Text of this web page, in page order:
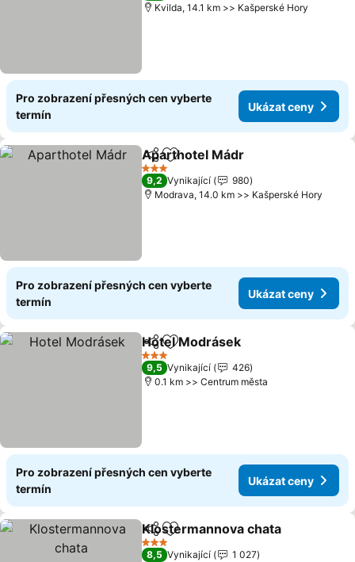
Kvilda, 14.1 km >> Kašperské Hory
Pro zobrazení přesných cen vyberte
termín
Ukázat ceny
SdíletPřidat na seznam oblíbených
Aparthotel Mádr
3 Počet hvězdiček
9,2 Vynikající
980
Modrava, 14.0 km >> Kašperské Hory
Pro zobrazení přesných cen vyberte
termín
Ukázat ceny
SdíletPřidat na seznam oblíbených
Hotel Modrásek
3 Počet hvězdiček
9,5 Vynikající
426
0.1 km >> Centrum města
Pro zobrazení přesných cen vyberte
termín
Ukázat ceny
SdíletPřidat na seznam oblíbených
Klostermannova chata
3 Počet hvězdiček
8,5 Vynikající
1 027